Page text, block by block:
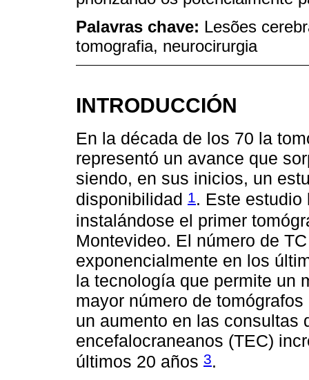
Palavras chave: Lesões
tomografia, neurocirurgia
INTRODUCCIÓN
En la década de los 70 la
representó un avance que
siendo, en sus inicios, un
disponibilidad 1 . Este estudio
instalándose el primer
Montevideo. El número de
exponencialmente en los
la tecnología que permite un
mayor número de
un aumento en las consultas
encefalocraneanos (TEC)
últimos 20 años 3.